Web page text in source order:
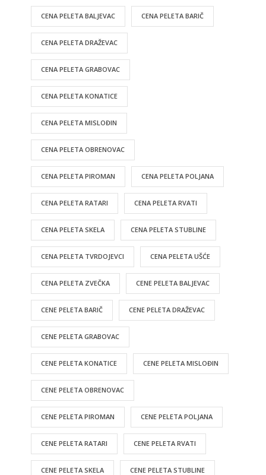
CENA PELETA BALJEVAC CENA PELETA BARIČ
CENA PELETA DRAŽEVAC
CENA PELETA GRABOVAC
CENA PELETA KONATICE
CENA PELETA MISLOĐIN
CENA PELETA OBRENOVAC
CENA PELETA PIROMAN CENA PELETA POLJANA
CENA PELETA RATARI CENA PELETA RVATI
CENA PELETA SKELA CENA PELETA STUBLINE
CENA PELETA TVRDOJEVCI CENA PELETA UŠĆE
CENA PELETA ZVEČKA CENE PELETA BALJEVAC
CENE PELETA BARIČ CENE PELETA DRAŽEVAC
CENE PELETA GRABOVAC
CENE PELETA KONATICE CENE PELETA MISLOĐIN
CENE PELETA OBRENOVAC
CENE PELETA PIROMAN CENE PELETA POLJANA
CENE PELETA RATARI CENE PELETA RVATI
CENE PELETA SKELA CENE PELETA STUBLINE